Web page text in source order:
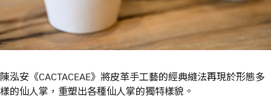
陳泓安《CACTACEAE》將皮革手工藝的經典縫法再現於形態多
樣的仙人掌，重塑出各種仙人掌的獨特樣貌。